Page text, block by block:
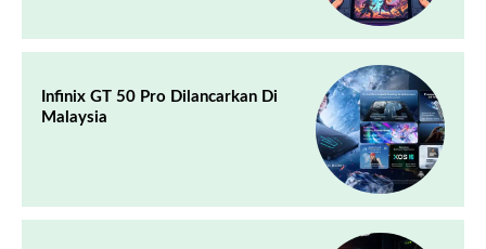
Infinix GT 50 Pro Dilancarkan Di
Malaysia